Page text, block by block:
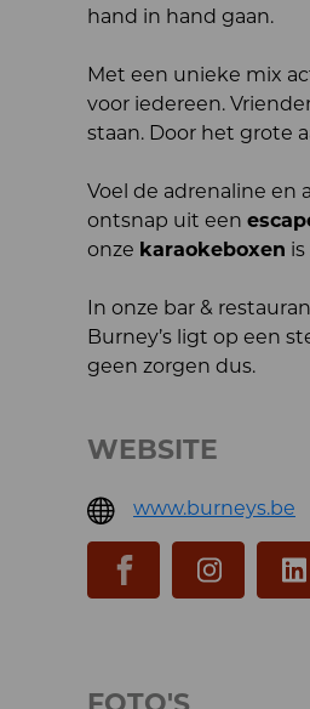
hand in hand gaan.
Met een unieke mix
voor iedereen.
staan. Door het grote
Voel de adrenaline en
ontsnap uit een
onze karaokeboxen
In onze bar &
Burney’s ligt op een
geen zorgen dus.
WEBSITE
www.burneys.be